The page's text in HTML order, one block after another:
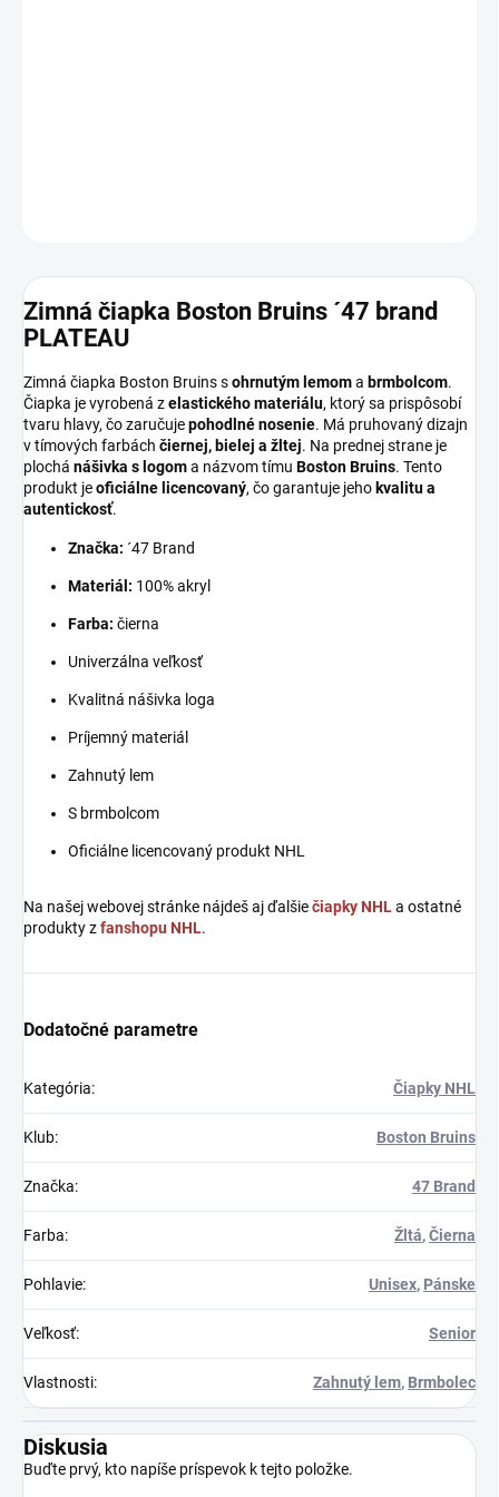
Zimná čiapka Boston Bruins ´47 brand
PLATEAU
Zimná čiapka Boston Bruins sohrnutým lemoma brmbolcom.
Čiapka je vyrobená zelastického materiálu, ktorý sa prispôsobí
tvaru hlavy, čo zaručujepohodlné nosenie. Má pruhovaný dizajn
v tímových farbách čiernej, bielej a žltej. Na prednej strane je
plochá nášivka s logoma názvom tímu Boston Bruins. Tento
produkt jeoficiálne licencovaný, čo garantuje jeho kvalitu a
autentickosť.
Značka: ´47 Brand
Materiál: 100% akryl
Farba: čierna
Univerzálna veľkosť
Kvalitná nášivka loga
Príjemný materiál
Zahnutý lem
S brmbolcom
Oficiálne licencovaný produkt NHL
Na našej webovej stránke nájdeš aj ďalšiečiapky NHLa ostatné
produkty zfanshopu NHL.
Dodatočné parametre
Kategória: Čiapky NHL
Klub: Boston Bruins
Značka: 47 Brand
Farba: Žltá,Čierna
Pohlavie: Unisex, Pánske
Veľkosť: Senior
Vlastnosti: Zahnutý lem, Brmbolec
Diskusia
Buďte prvý, kto napíše príspevok k tejto položke.